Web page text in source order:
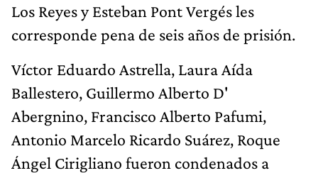
Los Reyes y Esteban Pont Vergés les
corresponde pena de seis años de prisión.
Víctor Eduardo Astrella, Laura Aída
Ballestero, Guillermo Alberto D'
Abergnino, Francisco Alberto Pafumi,
Antonio Marcelo Ricardo Suárez, Roque
Ángel Cirigliano fueron condenados a